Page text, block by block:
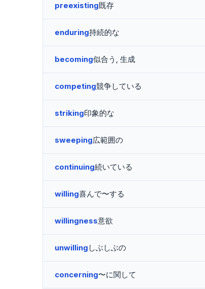
preexisting既存
enduring持続的な
becoming似合う, 生成
competing競争している
striking印象的な
sweeping広範囲の
continuing続いている
willing喜んで〜する
willingness意欲
unwilling しぶしぶの
concerning〜に関して